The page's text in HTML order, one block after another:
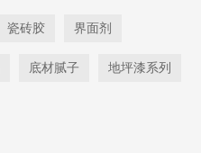
瓷砖胶 界面剂
底材腻子 地坪漆系列